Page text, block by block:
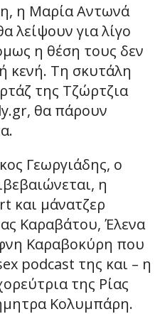
η Μαρία Αντωνά
λείψουν για λίγο
η θέση τους δεν
κενή. Τη σκυτάλη
της Τζώρτζια
θα πάρουν
Γεωργιάδης, ο
η
και μάνατζερ
Καραβάτου, Έλενα
Καραβοκύρη που
podcast της και – η
της Ρίας
Κολυμπάρη.